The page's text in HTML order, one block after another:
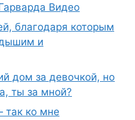
Видео
благодаря которым
и
дом за девочкой, но
ты за мной?
так ко мне